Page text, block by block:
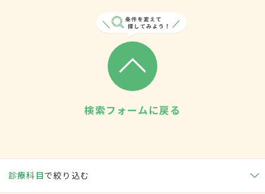
検索フォームに戻る
診療科目で絞り込む